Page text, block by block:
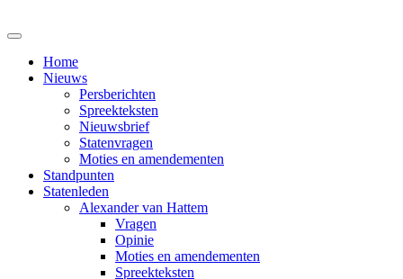
Home
Nieuws
Persberichten
Spreekteksten
Nieuwsbrief
Statenvragen
Moties en amendementen
Standpunten
Statenleden
Alexander van Hattem
Vragen
Opinie
Moties en amendementen
Spreekteksten